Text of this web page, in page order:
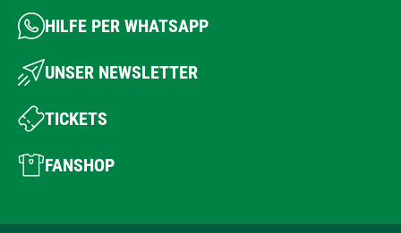
HILFE PER WHATSAPP
UNSER NEWSLETTER
TICKETS
FANSHOP